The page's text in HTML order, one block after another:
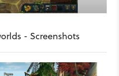
- Screenshots